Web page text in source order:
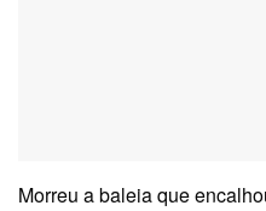
Morreu a baleia que